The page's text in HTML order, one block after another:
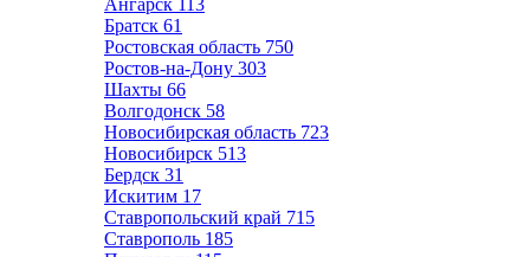
Ангарск 113
Братск 61
Ростовская область 750
Ростов-на-Дону 303
Шахты 66
Волгодонск 58
Новосибирская область 723
Новосибирск 513
Бердск 31
Искитим 17
Ставропольский край 715
Ставрополь 185